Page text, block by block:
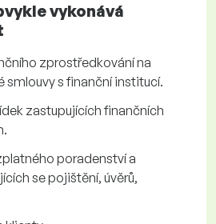
vykonává
zprostředkování na
smlouvy s finanční institucí.
zastupujících finančních
poradenství a
se pojištění, úvěrů,